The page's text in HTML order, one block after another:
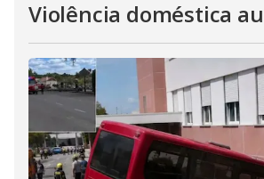
Violência doméstica